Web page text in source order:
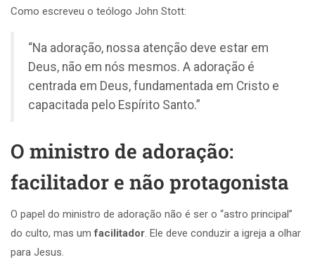
Como escreveu o teólogo John Stott:
“Na adoração, nossa atenção deve estar em
Deus, não em nós mesmos. A adoração é
centrada em Deus, fundamentada em Cristo e
capacitada pelo Espírito Santo.”
O ministro de adoração:
facilitador e não protagonista
O papel do ministro de adoração não é ser o “astro principal”
do culto, mas umfacilitador. Ele deve conduzir a igreja a olhar
para Jesus.